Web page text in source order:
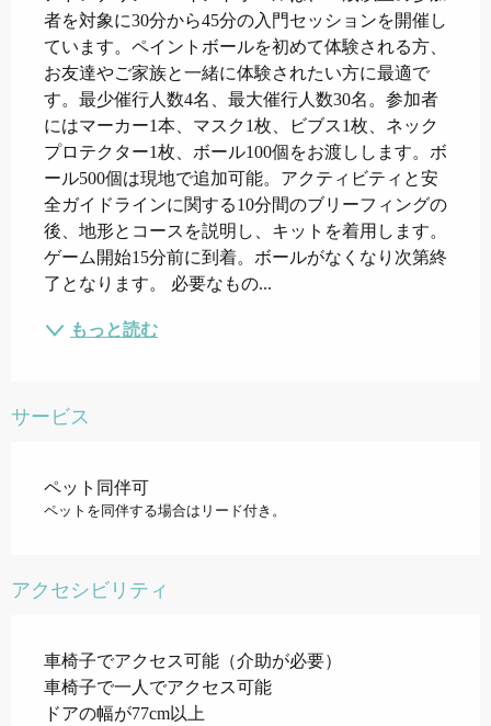
者を対象に30分から45分の入門セッションを開催し
ています。ペイントボールを初めて体験される方、
お友達やご家族と一緒に体験されたい方に最適で
す。最少催行人数4名、最大催行人数30名。参加者
にはマーカー1本、マスク1枚、ビブス1枚、ネック
プロテクター1枚、ボール100個をお渡しします。ボ
ール500個は現地で追加可能。アクティビティと安
全ガイドラインに関する10分間のブリーフィングの
後、地形とコースを説明し、キットを着用します。
ゲーム開始15分前に到着。ボールがなくなり次第終
了となります。 必要なもの...
もっと読む
サービス
ペット同伴可
ペットを同伴する場合はリード付き。
アクセシビリティ
車椅子でアクセス可能（介助が必要）
車椅子で一人でアクセス可能
ドアの幅が77cm以上